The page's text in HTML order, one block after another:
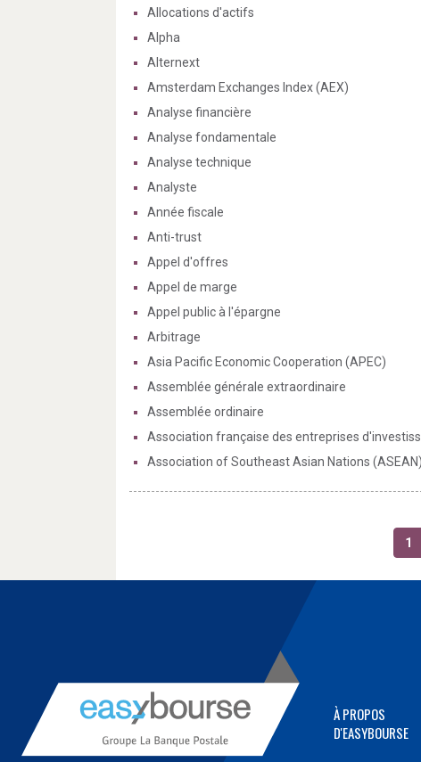
Allocations d'actifs
Alpha
Alternext
Amsterdam Exchanges Index (AEX)
Analyse financière
Analyse fondamentale
Analyse technique
Analyste
Année fiscale
Anti-trust
Appel d'offres
Appel de marge
Appel public à l'épargne
Arbitrage
Asia Pacific Economic Cooperation (APEC)
Assemblée générale extraordinaire
Assemblée ordinaire
Association française des entreprises
Association of Southeast Asian Nations (ASEAN)
1
À PROPOS
D'EASYBOURSE